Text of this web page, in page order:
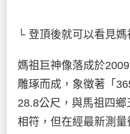
└ 登頂後就可以看見
媽祖巨神像落成於
雕琢而成，象徵著「
28.8公尺，與馬祖四
相符，但在經最新測